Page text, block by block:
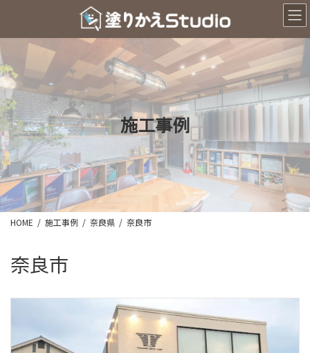
ツ
へ
ス
キ
ッ
プ
シ
ョ
ン
に
移
動
施工事例
HOME 施工事例 奈良県 奈良市
奈良市